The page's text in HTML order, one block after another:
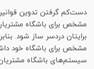
دست‌کم گرفتن تدوین
مشخص برای باشگاه
برایتان دردسر ساز شود.
مشخص برای باشگاه خود
سیستم‌های باشگاه